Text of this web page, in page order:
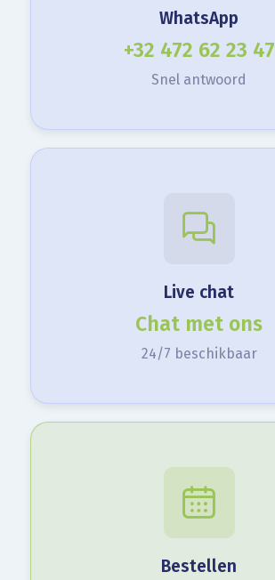
WhatsApp
+32 472 62 23 47
Snel antwoord
Live chat
Chat met ons
24/7 beschikbaar
Bestellen